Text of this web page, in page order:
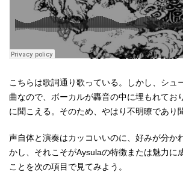
こちらは歌詞通り歌っている。しかし、シュ
曲なので、ボーカルが轟音の中に埋もれてお
に聞こえる。そのため、やはり不明瞭であり
声自体と演奏はカッコいいのに、好みが分か
かし、それこそがAysulaの特徴または魅力に
ことを次の項目で見てみよう。